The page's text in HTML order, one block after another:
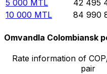
5 000 MTL 42 495
10 000 MTL 84 990
Omvandla Colombiansk
Rate information of
pair